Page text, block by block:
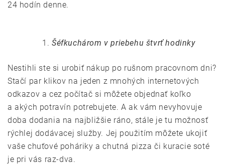
24 hodín denne.
Šéfkuchárom v priebehu štvrť hodinky
Nestihli ste si urobiť nákup po rušnom pracovnom dni?
Stačí par klikov na jeden z mnohých internetových
odkazov a cez počítač si môžete objednať koľko
a akých potravín potrebujete. A ak vám nevyhovuje
doba dodania na najbližšie ráno, stále je tu možnosť
rýchlej dodávacej služby. Jej použitím môžete ukojiť
vaše chuťové poháriky a chutná pizza či kuracie soté
je pri vás raz-dva.